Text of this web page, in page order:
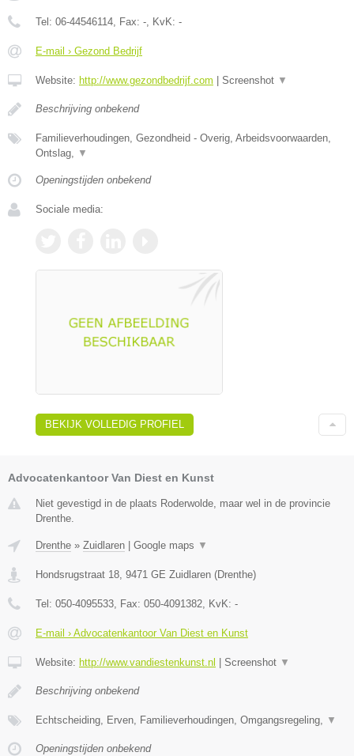
Tel: 06-44546114 , Fax: - , KvK: -
E-mail › Gezond Bedrijf
Website: http://www.gezondbedrijf.com Screenshot ▼
Beschrijving onbekend
Familieverhoudingen, Gezondheid - Overig, Arbeidsvoorwaarden,
Ontslag,
▼
Openingstijden onbekend
Sociale media:
BEKIJK VOLLEDIG PROFIEL
Advocatenkantoor Van Diest en Kunst
Niet gevestigd in de plaats Roderwolde, maar wel in de provincie
Drenthe.
Drenthe » Zuidlaren Google maps ▼
Hondsrugstraat 18, 9471 GE Zuidlaren (Drenthe)
Tel: 050-4095533, Fax: 050-4091382, KvK: -
E-mail › Advocatenkantoor Van Diest en Kunst
Website: http://www.vandiestenkunst.nl Screenshot ▼
Beschrijving onbekend
Echtscheiding, Erven, Familieverhoudingen, Omgangsregeling, ▼
Openingstijden onbekend